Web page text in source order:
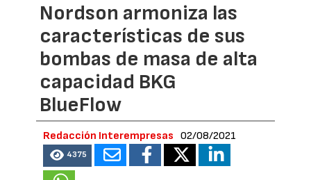
Nordson armoniza las
características de sus
bombas de masa de alta
capacidad BKG
BlueFlow
Redacción Interempresas 02/08/2021
4375